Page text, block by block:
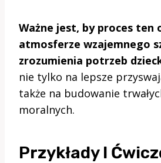
Ważne jest, by proces ten
atmosferze wzajemnego
zrozumienia potrzeb
nie tylko na lepsze
także na budowanie
moralnych.
Przykłady I